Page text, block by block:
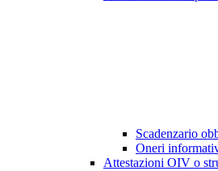
Scadenzario
Oneri
Attestazioni OIV o